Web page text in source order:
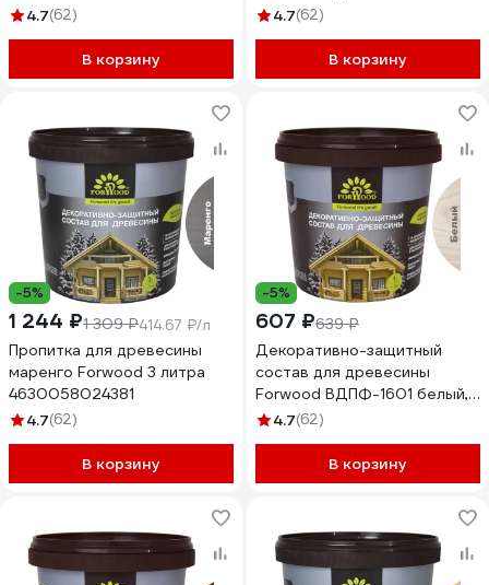
4.7(62)
В корзину
миланский орех, 9 л
4.7(62)
В корзину
-5%
1 244 ₽1 309 ₽414.67 ₽/л
Пропитка для древесины
маренго Forwood 3 литра
4630058024381
4.7(62)
В корзину
-5%
607 ₽639 ₽
Декоративно-защитный
состав для древесины
Forwood ВДПФ-1601 белый, 1
л 4630058024084
4.7(62)
В корзину